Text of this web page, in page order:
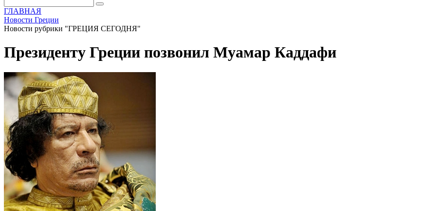
ГЛАВНАЯ
Новости Греции
Новости рубрики "ГРЕЦИЯ СЕГОДНЯ"
Президенту Греции позвонил Муамар Каддафи